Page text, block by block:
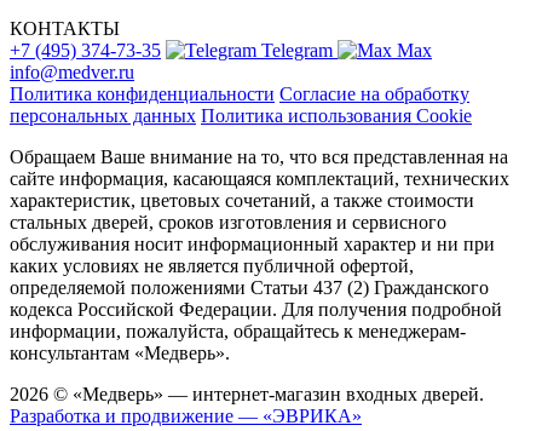
КОНТАКТЫ
+7 (495) 374-73-35
Telegram
Max
info@medver.ru
Политика конфиденциальности Согласие на обработку
персональных данных Политика использования Cookie
Обращаем Ваше внимание на то, что вся представленная на
сайте информация, касающаяся комплектаций, технических
характеристик, цветовых сочетаний, а также стоимости
стальных дверей, сроков изготовления и сервисного
обслуживания носит информационный характер и ни при
каких условиях не является публичной офертой,
определяемой положениями Статьи 437 (2) Гражданского
кодекса Российской Федерации. Для получения подробной
информации, пожалуйста, обращайтесь к менеджерам-
консультантам «Медверь».
2026 © «Медверь» — интернет-магазин входных дверей.
Разработка и продвижение — «ЭВРИКА»